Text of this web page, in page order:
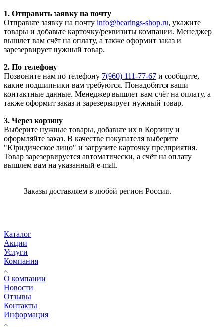
1. Отправить заявку на почту
Отправьте заявку на почту info@bearings-shop.ru, укажите
товары и добавьте карточку/реквизиты компании. Менеджер
вышлет вам счёт на оплату, а также оформит заказ и
зарезервирует нужный товар.
2. По телефону
Позвоните нам по телефону 7(960) 111-77-67 и сообщите,
какие подшипники вам требуются. Понадобятся ваши
контактные данные. Менеджер вышлет вам счёт на оплату, а
также оформит заказ и зарезервирует нужный товар.
3. Через корзину
Выберите нужные товары, добавьте их в Корзину и
оформляйте заказ. В качестве покупателя выберите
"Юридическое лицо" и загрузите карточку предприятия.
Товар зарезервируется автоматически, а счёт на оплату
вышлем вам на указанный e-mail.
Заказы доставляем в любой регион России.
Каталог
Акции
Услуги
Компания
О компании
Новости
Отзывы
Контакты
Информация